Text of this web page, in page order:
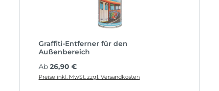
Graffiti-Entferner für den
Außenbereich
Regulärer Preis:
Ab 26,90 €
Preise inkl. MwSt. zzgl. Versandkosten